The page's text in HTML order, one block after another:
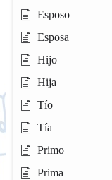
Esposo
Esposa
Hijo
Hija
Tío
Tía
Primo
Prima